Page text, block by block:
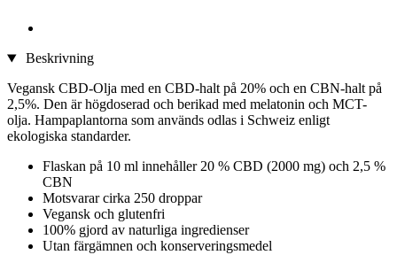
Beskrivning
Vegansk CBD-Olja med en CBD-halt på 20% och en CBN-halt på
2,5%. Den är högdoserad och berikad med melatonin och MCT-
olja. Hampaplantorna som används odlas i Schweiz enligt
ekologiska standarder.
Flaskan på 10 ml innehåller 20 % CBD (2000 mg) och 2,5 %
CBN
Motsvarar cirka 250 droppar
Vegansk och glutenfri
100% gjord av naturliga ingredienser
Utan färgämnen och konserveringsmedel